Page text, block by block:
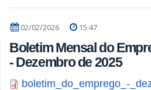
02/02/2026 15:47
Boletim Mensal do
- Dezembro de 2025
boletim_do_emprego_-